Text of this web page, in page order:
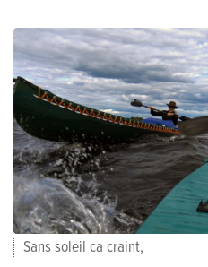
Sans soleil ca craint,